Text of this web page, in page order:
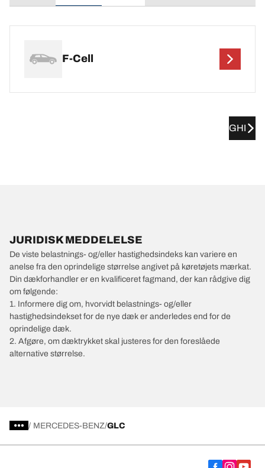
F-Cell
GHI
JURIDISK MEDDELELSE
De viste belastnings- og/eller hastighedsindeks kan variere en
anelse fra den oprindelige størrelse angivet på køretøjets mærkat.
Din dækforhandler er en kvalificeret fagmand, der kan rådgive dig
om følgende:
1. Informere dig om, hvorvidt belastnings- og/eller
hastighedsindekset for de nye dæk er anderledes end for de
oprindelige dæk.
2. Afgøre, om dæktrykket skal justeres for den foreslåede
alternative størrelse.
/ MERCEDES-BENZ GLC